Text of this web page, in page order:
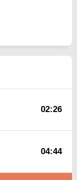
02:26
04:44